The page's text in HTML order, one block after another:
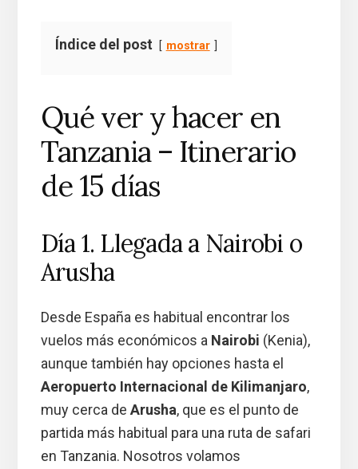
Índice del post mostrar
Qué ver y hacer en
Tanzania – Itinerario
de 15 días
Día 1. Llegada a Nairobi o
Arusha
Desde España es habitual encontrar los
vuelos más económicos a Nairobi (Kenia),
aunque también hay opciones hasta el
Aeropuerto Internacional de Kilimanjaro,
muy cerca de Arusha, que es el punto de
partida más habitual para una ruta de safari
en Tanzania. Nosotros volamos